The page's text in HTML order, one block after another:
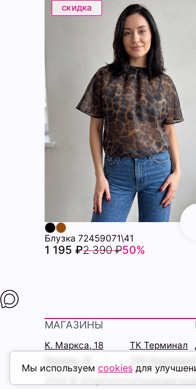
скидка
Блузка 72459071\41
1 195 ₽2 390 ₽50%
МАГАЗИНЫ
К. Маркса, 18
ТК Терминал
Политика
Мы используем cookies для